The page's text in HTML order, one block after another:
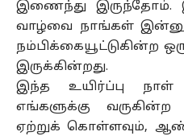
இணைந்து இருந்தோம்.
வாழ்வை நாங்கள்
நம்பிக்கையூட்டுகின்ற
இருக்கின்றது.
இந்த உயிர்ப்பு நாள்
எங்களுக்கு
ஏற்றுக் கொள்ளவும்,